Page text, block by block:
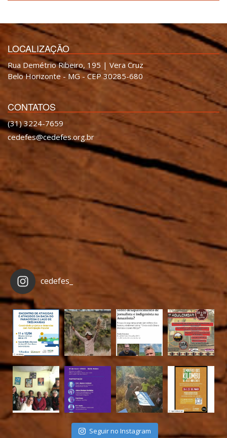
LOCALIZAÇÃO
Rua Demétrio Ribeiro, 195 | Vera Cruz
Belo Horizonte - MG - CEP 30285-680
CONTATOS
(31) 3224-7659
cedefes@cedefes.org.br
cedefes_
Seguir no Instagram